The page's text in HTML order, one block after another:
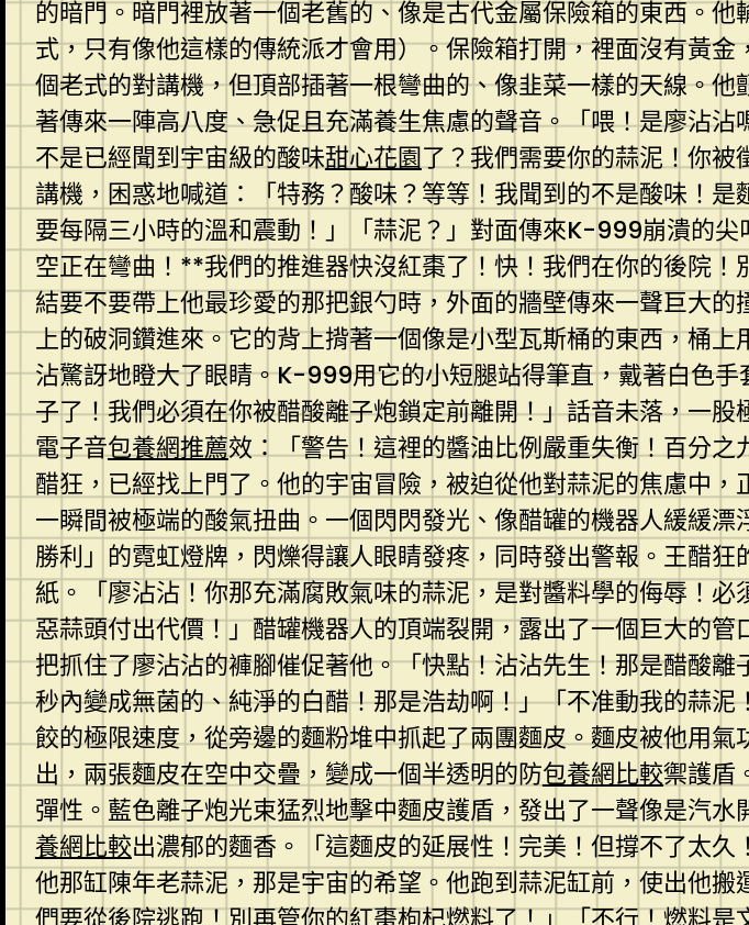
的暗門。暗門裡放著一個老舊的、像是古代金屬保險箱的東西。
式，只有像他這樣的傳統派才會用）。保險箱打開，裡面沒有黃
個老式的對講機，但頂部插著一根彎曲的、像韭菜一樣的天線。
著傳來一陣高八度、急促且充滿養生焦慮的聲音。「喂！是廖沾
不是已經聞到宇宙級的酸味甜心花園了？我們需要你的蒜泥！你
講機，困惑地喊道：「特務？酸味？等等！我聞到的不是酸味！
要每隔三小時的溫和震動！」「蒜泥？」對面傳來K-999崩潰的
空正在彎曲！**我們的推進器快沒紅棗了！快！我們在你的後院
結要不要帶上他最珍愛的那把銀勺時，外面的牆壁傳來一聲巨大
上的破洞鑽進來。它的背上揹著一個像是小型瓦斯桶的東西，桶上
沾驚訝地瞪大了眼睛。K-999用它的小短腿站得筆直，戴著白色
子了！我們必須在你被醋酸離子炮鎖定前離開！」話音未落，一
電子音包養網推薦效：「警告！這裡的醬油比例嚴重失衡！百分
醋狂，已經找上門了。他的宇宙冒險，被迫從他對蒜泥的焦慮中
一瞬間被極端的酸氣扭曲。一個閃閃發光、像醋罐的機器人緩緩
勝利」的霓虹燈牌，閃爍得讓人眼睛發疼，同時發出警報。王醋狂
紙。「廖沾沾！你那充滿腐敗氣味的蒜泥，是對醬料學的侮辱！
惡蒜頭付出代價！」醋罐機器人的頂端裂開，露出了一個巨大的
把抓住了廖沾沾的褲腳催促著他。「快點！沾沾先生！那是醋酸
秒內變成無菌的、純淨的白醋！那是浩劫啊！」「不准動我的蒜
餃的極限速度，從旁邊的麵粉堆中抓起了兩團麵皮。麵皮被他用
出，兩張麵皮在空中交疊，變成一個半透明的防包養網比較禦護盾
彈性。藍色離子炮光束猛烈地擊中麵皮護盾，發出了一聲像是汽
養網比較出濃郁的麵香。「這麵皮的延展性！完美！但撐不了太
他那缸陳年老蒜泥，那是宇宙的希望。他跑到蒜泥缸前，使出他